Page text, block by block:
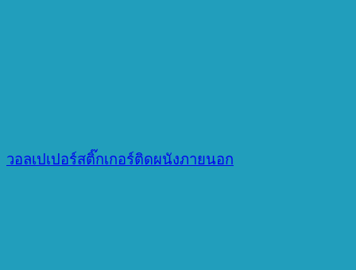
วอลเปเปอร์สติ๊กเกอร์ติดผนังภายนอก